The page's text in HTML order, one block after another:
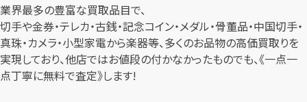
業界最多の豊富な買取品目で、
切手や金券・テレカ・古銭・記念コイン・メダル・骨董品・中国切手・
真珠・カメラ・小型家電から楽器等、多くのお品物の高価買取りを
実現しており、他店ではお値段の付かなかったものでも、《一点一
点丁寧に無料で査定》します!